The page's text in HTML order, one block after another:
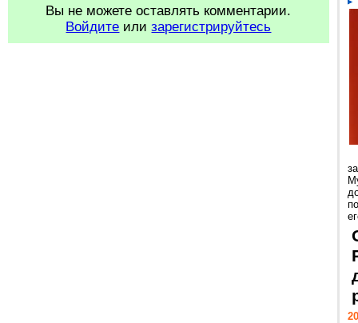
Вы не можете оставлять комментарии.
Войдите илизарегистрируйтесь